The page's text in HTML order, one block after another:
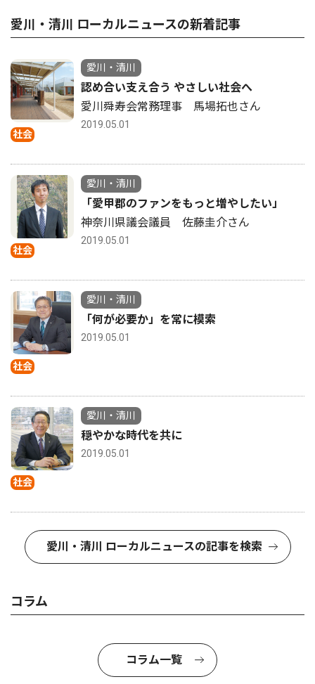
愛川・清川 ローカルニュースの新着記事
社会
愛川・清川
認め合い支え合う やさしい社会へ
愛川舜寿会常務理事 馬場拓也さん
2019.05.01
社会
愛川・清川
「愛甲郡のファンをもっと増やしたい」
神奈川県議会議員 佐藤圭介さん
2019.05.01
社会
愛川・清川
「何が必要か」を常に模索
2019.05.01
社会
愛川・清川
穏やかな時代を共に
2019.05.01
愛川・清川 ローカルニュースの記事を検索
コラム
コラム一覧